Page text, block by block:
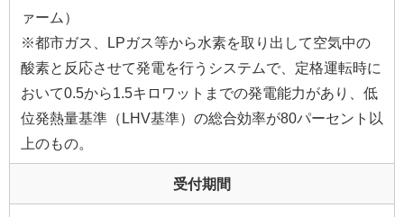
ァーム）
※都市ガス、LPガス等から水素を取り出して空気中の
酸素と反応させて発電を行うシステムで、定格運転時に
おいて0.5から1.5キロワットまでの発電能力があり、低
位発熱量基準（LHV基準）の総合効率が80パーセント以
上のもの。
受付期間